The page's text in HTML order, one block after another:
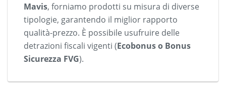
Mavis, forniamo prodotti su misura di diverse
tipologie, garantendo il miglior rapporto
qualità-prezzo. È possibile usufruire delle
detrazioni fiscali vigenti (Ecobonus o Bonus
Sicurezza FVG).